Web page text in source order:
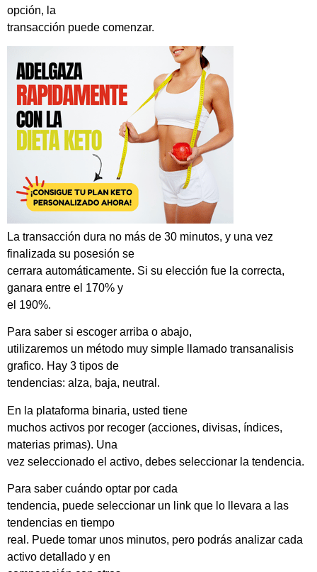
opción, la
transacción puede comenzar.
La transacción dura no más de 30 minutos, y una vez
finalizada su posesión se
cerrara automáticamente. Si su elección fue la correcta,
ganara entre el 170% y
el 190%.
Para saber si escoger arriba o abajo,
utilizaremos un método muy simple llamado transanalisis
grafico. Hay 3 tipos de
tendencias: alza, baja, neutral.
En la plataforma binaria, usted tiene
muchos activos por recoger (acciones, divisas, índices,
materias primas). Una
vez seleccionado el activo, debes seleccionar la tendencia.
Para saber cuándo optar por cada
tendencia, puede seleccionar un link que lo llevara a las
tendencias en tiempo
real. Puede tomar unos minutos, pero podrás analizar cada
activo detallado y en